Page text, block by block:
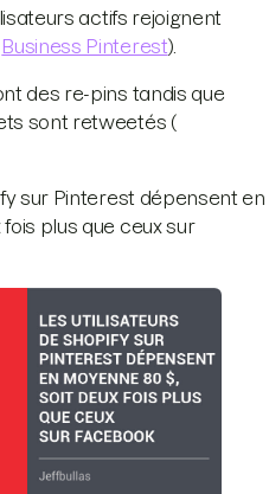
actifs rejoignent
Business Pinterest).
des re-pins tandis que
sont retweetés (
sur Pinterest dépensent en
plus que ceux sur